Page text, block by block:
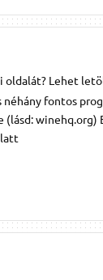
oldalát? Lehet
fontos
winehq.org)